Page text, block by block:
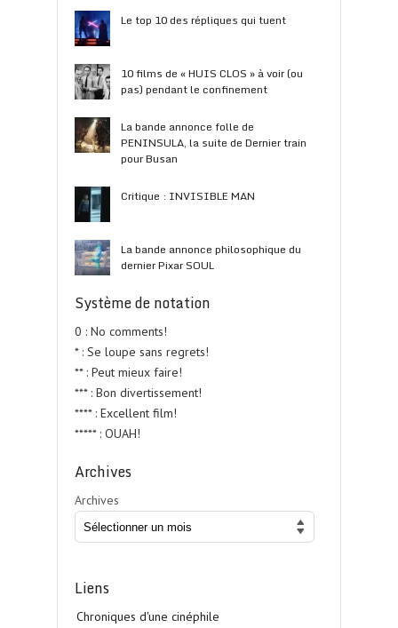
Le top 10 des répliques qui tuent
10 films de « HUIS CLOS » à voir (ou
pas) pendant le confinement
La bande annonce folle de
PENINSULA, la suite de Dernier train
pour Busan
Critique : INVISIBLE MAN
La bande annonce philosophique du
dernier Pixar SOUL
Système de notation
0 : No comments!
* : Se loupe sans regrets!
** : Peut mieux faire!
*** : Bon divertissement!
**** : Excellent film!
***** : OUAH!
Archives
Archives
Liens
Chroniques d'une cinéphile